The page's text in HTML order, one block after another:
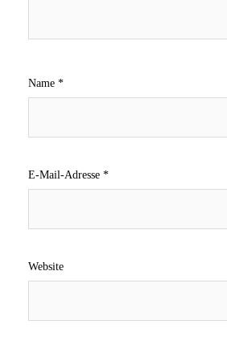
Name *
E-Mail-Adresse *
Website